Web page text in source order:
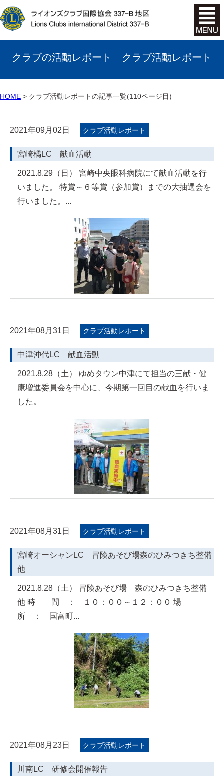
クラブの活動レポート クラブ活動レポート
HOME クラブ活動レポートの記事一覧(110ページ目)
2021年09月02日 クラブ活動レポート
宮崎橘LC 献血活動
2021.8.29（日） 宮崎中央眼科病院にて献血活動を行
いました。 特賞～６等賞（参加賞）までの大抽選会を
行いました。...
2021年08月31日 クラブ活動レポート
中津沖代LC 献血活動
2021.8.28（土） ゆめタウン中津にて担当の三献・健
康増進委員会を中心に、今期第一回目の献血を行いま
した。
2021年08月31日 クラブ活動レポート
宮崎オーシャンLC 冒険あそび場森のひみつきち整備
他
2021.8.28（土） 冒険あそび場 森のひみつきち整備
他 時 間 ： １０：００～１２：００ 場
所 ： 国富町...
2021年08月23日 クラブ活動レポート
川南LC 研修会開催報告